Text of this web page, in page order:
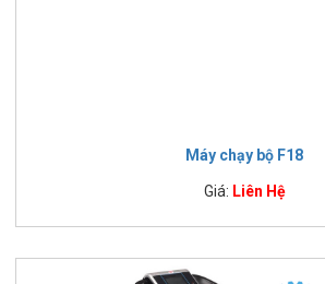
Máy chạy bộ F18
Giá: Liên Hệ